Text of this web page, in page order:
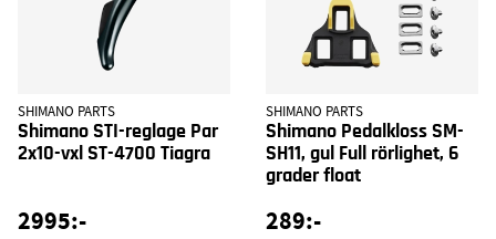
SHIMANO PARTS
Shimano STI-reglage Par
2x10-vxl ST-4700 Tiagra
2995:-
SHIMANO PARTS
Shimano Pedalkloss SM-
SH11, gul Full rörlighet, 6
grader float
289:-